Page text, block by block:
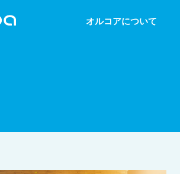
オルコアについて